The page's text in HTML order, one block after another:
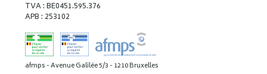
TVA : BE0451.595.376
APB : 253102
afmps - Avenue Galilée 5/3 - 1210 Bruxelles